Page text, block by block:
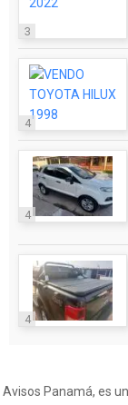
3
4
4
4
Avisos Panamá, es